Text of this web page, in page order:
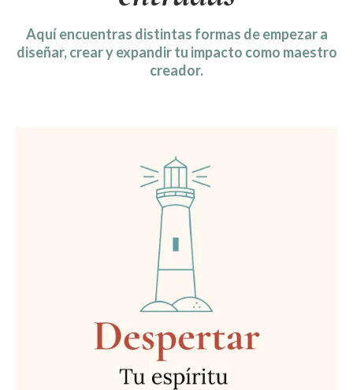
Aquí encuentras distintas formas de empezar a
diseñar, crear y expandir tu impacto como maestro
creador.